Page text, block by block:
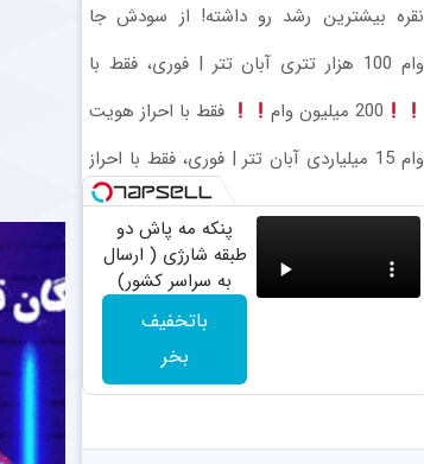
نقره بیشترین رشد رو داشته! از سودش جا
وام 100 هزار تتری آبان تتر | فوری، فقط با
200 میلیون وام
فقط با احراز هویت
وام 15 میلیاردی آبان تتر | فوری، فقط با احراز
پنکه مه پاش دو
طبقه شارژی ( ارسال
به سراسر کشور)
باتخفیف
بخر
علی